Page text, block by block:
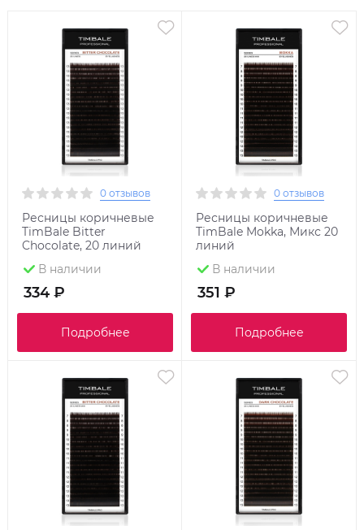
0 отзывов
Ресницы коричневые
TimBale Bitter
Chocolate, 20 линий
В наличии
334 ₽
Подробнее
0 отзывов
Ресницы коричневые
TimBale Mokka, Микс 20
линий
В наличии
351 ₽
Подробнее